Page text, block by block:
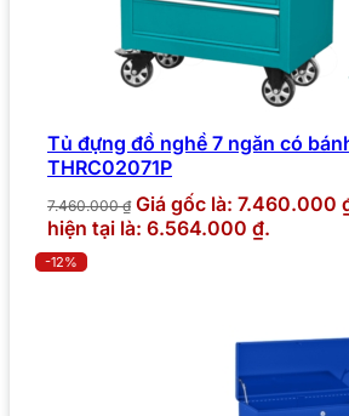
Tủ đựng đồ nghề 7 ngăn có
THRC02071P
7.460.000₫ Giá gốc là: 7.460.000
hiện tại là: 6.564.000 ₫.
-12%